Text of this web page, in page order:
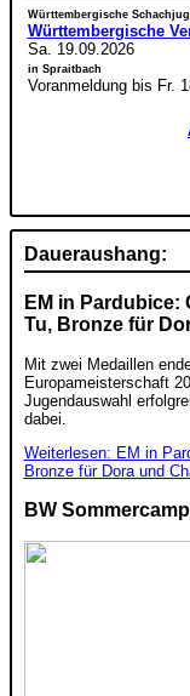
Württembergische
Württembergische
Sa. 19.09.2026
in Spraitbach
Voranmeldung bis Fr.
Daueraushang:
EM in Pardubice:
Tu, Bronze für
Mit zwei Medaillen
Europameisterschaft
Jugendauswahl
dabei.
Weiterlesen: EM in
Bronze für Dora und
BW